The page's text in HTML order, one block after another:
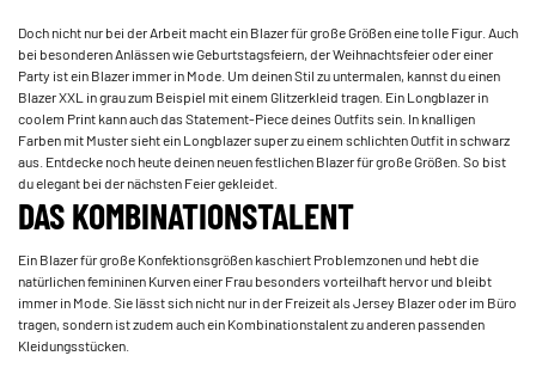
Doch nicht nur bei der Arbeit macht ein Blazer für große Größen eine tolle Figur. Auch
bei besonderen Anlässen wie Geburtstagsfeiern, der Weihnachtsfeier oder einer
Party ist ein Blazer immer in Mode. Um deinen Stil zu untermalen, kannst du einen
Blazer XXL in grau zum Beispiel mit einem Glitzerkleid tragen. Ein Longblazer in
coolem Print kann auch das Statement-Piece deines Outfits sein. In knalligen
Farben mit Muster sieht ein Longblazer super zu einem schlichten Outfit in schwarz
aus. Entdecke noch heute deinen neuen festlichen Blazer für große Größen. So bist
du elegant bei der nächsten Feier gekleidet.
DAS KOMBINATIONSTALENT
Ein Blazer für große Konfektionsgrößen kaschiert Problemzonen und hebt die
natürlichen femininen Kurven einer Frau besonders vorteilhaft hervor und bleibt
immer in Mode. Sie lässt sich nicht nur in der Freizeit als Jersey Blazer oder im Büro
tragen, sondern ist zudem auch ein Kombinationstalent zu anderen passenden
Kleidungsstücken.